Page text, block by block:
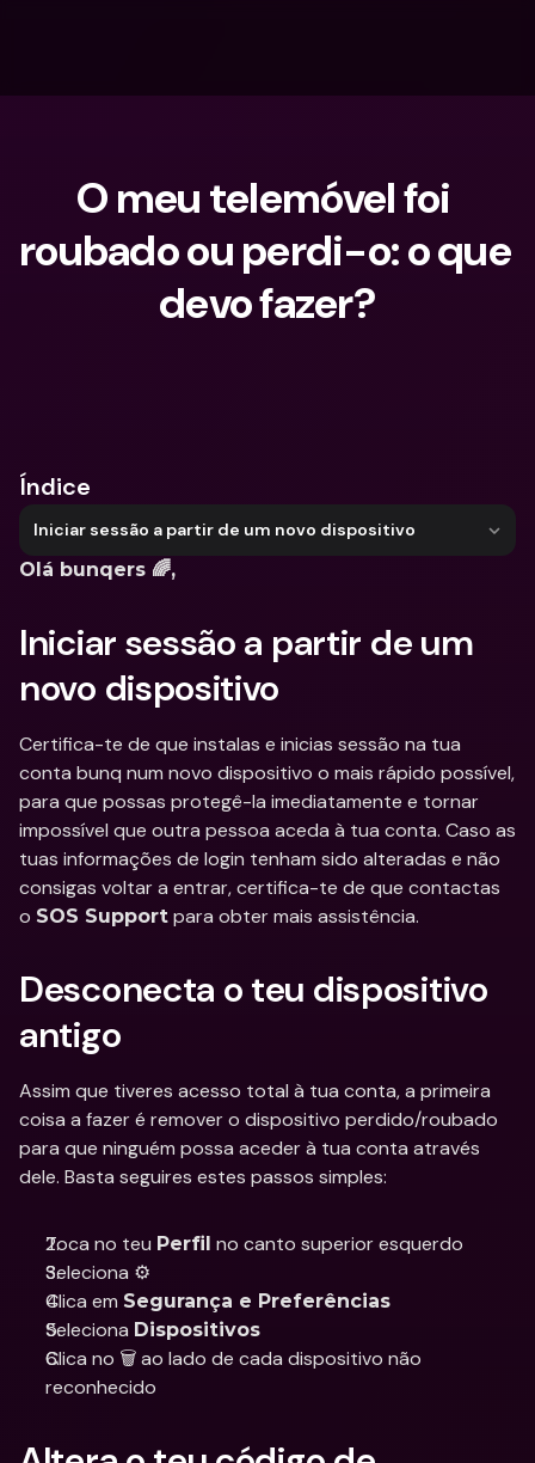
O meu telemóvel foi
roubado ou perdi-o: o que
devo fazer?
Índice
Iniciar sessão a partir de um novo dispositivo
Olá bunqers 🌈,
Iniciar sessão a partir de um
novo dispositivo
Certifica-te de que instalas e inicias sessão na tua
conta bunq num novo dispositivo o mais rápido possível,
para que possas protegê-la imediatamente e tornar
impossível que outra pessoa aceda à tua conta. Caso as
tuas informações de login tenham sido alteradas e não
consigas voltar a entrar, certifica-te de que contactas
o SOS Support para obter mais assistência.
Desconecta o teu dispositivo
antigo
Assim que tiveres acesso total à tua conta, a primeira
coisa a fazer é remover o dispositivo perdido/roubado
para que ninguém possa aceder à tua conta através
dele. Basta seguires estes passos simples:
Toca no teu Perfil no canto superior esquerdo
Seleciona ⚙️
Clica em Segurança e Preferências
Seleciona Dispositivos
Clica no 🗑 ao lado de cada dispositivo não
reconhecido